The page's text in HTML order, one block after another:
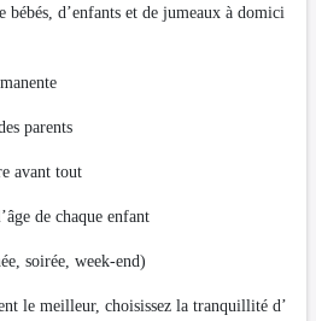
bébés, d’enfants et de jumeaux à domici
parents
avant tout
de chaque enfant
soirée, week-end)
le meilleur, choisissez la tranquillité d’